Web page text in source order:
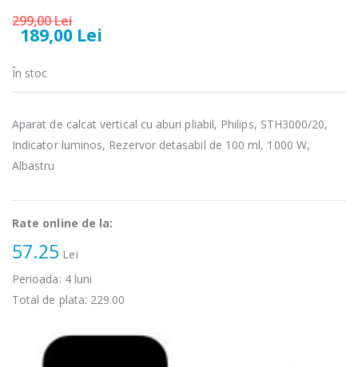
299,00 Lei
189,00 Lei
În stoc
Aparat de calcat vertical cu aburi pliabil, Philips, STH3000/20,
Indicator luminos, Rezervor detasabil de 100 ml, 1000 W,
Albastru
Rate online de la:
57.25 Lei
Perioada: 4luni
Total de plata: 229.00
89,00 Lei
549,00 Lei
-33%
Masina de tocat
carne
199,00 Lei
-14%
Robot de
bucatarie
299,00 Lei